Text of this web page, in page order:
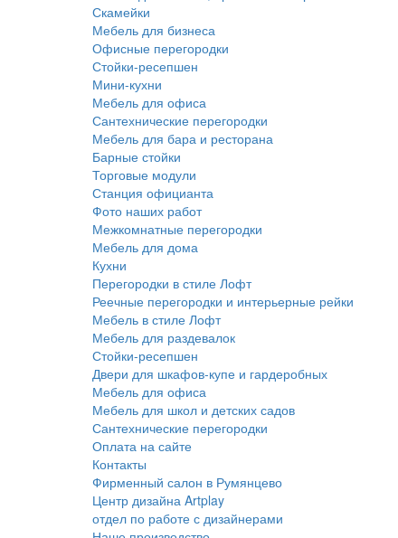
Скамейки
Мебель для бизнеса
Офисные перегородки
Стойки-ресепшен
Мини-кухни
Мебель для офиса
Сантехнические перегородки
Мебель для бара и ресторана
Барные стойки
Торговые модули
Станция официанта
Фото наших работ
Межкомнатные перегородки
Мебель для дома
Кухни
Перегородки в стиле Лофт
Реечные перегородки и интерьерные рейки
Мебель в стиле Лофт
Мебель для раздевалок
Стойки-ресепшен
Двери для шкафов-купе и гардеробных
Мебель для офиса
Мебель для школ и детских садов
Сантехнические перегородки
Оплата на сайте
Контакты
Фирменный салон в Румянцево
Центр дизайна Artplay
отдел по работе с дизайнерами